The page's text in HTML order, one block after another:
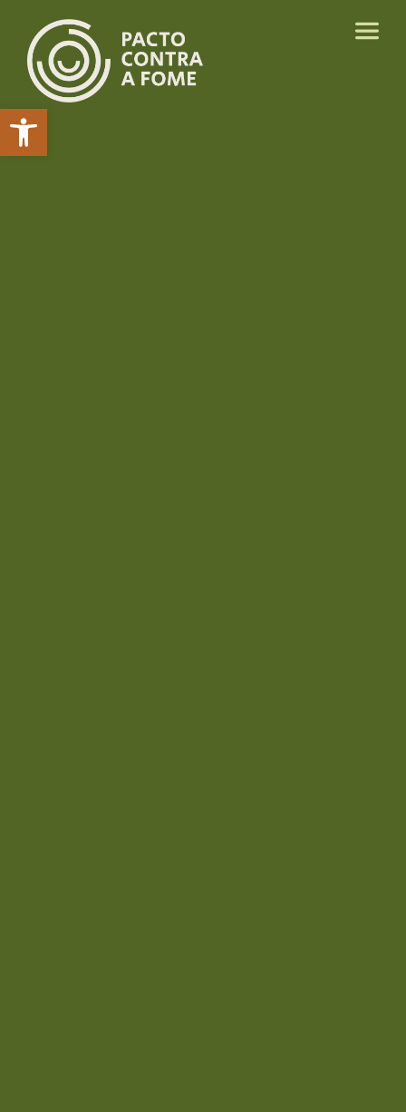
Abrir a barra de ferramentas